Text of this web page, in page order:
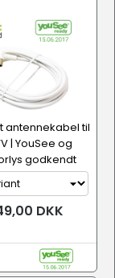
antennekabel til
| YouSee og
godkendt
DKK